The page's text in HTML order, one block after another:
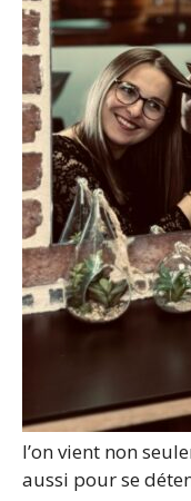
l’on vient non
aussi pour se